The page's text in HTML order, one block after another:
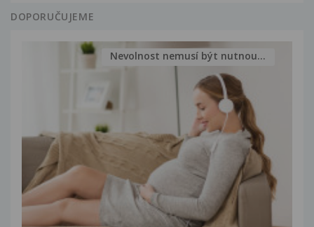
DOPORUČUJEME
Nevolnost nemusí být nutnou...